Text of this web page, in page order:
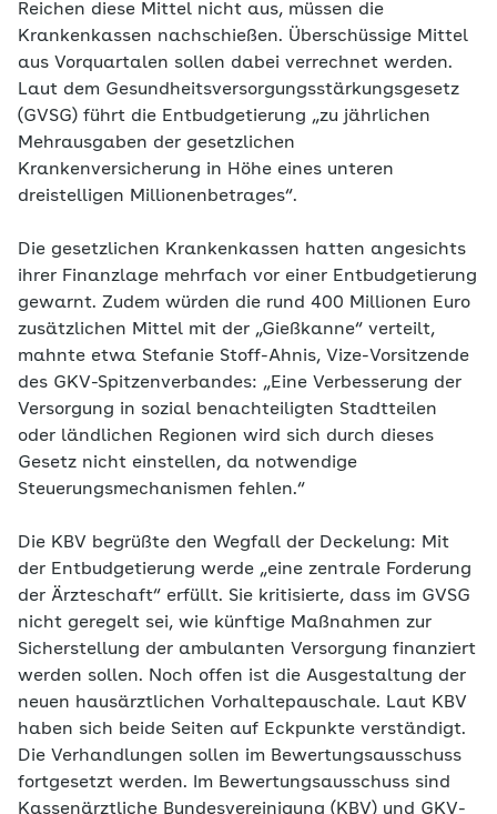
Reichen diese Mittel nicht aus, müssen die
Krankenkassen nachschießen. Überschüssige Mittel
aus Vorquartalen sollen dabei verrechnet werden.
Laut dem Gesundheitsversorgungsstärkungsgesetz
(GVSG) führt die Entbudgetierung „zu jährlichen
Mehrausgaben der gesetzlichen
Krankenversicherung in Höhe eines unteren
dreistelligen Millionenbetrages“.
Die gesetzlichen Krankenkassen hatten angesichts
ihrer Finanzlage mehrfach vor einer Entbudgetierung
gewarnt. Zudem würden die rund 400 Millionen Euro
zusätzlichen Mittel mit der „Gießkanne“ verteilt,
mahnte etwa Stefanie Stoff-Ahnis, Vize-Vorsitzende
des GKV-Spitzenverbandes: „Eine Verbesserung der
Versorgung in sozial benachteiligten Stadtteilen
oder ländlichen Regionen wird sich durch dieses
Gesetz nicht einstellen, da notwendige
Steuerungsmechanismen fehlen.“
Die KBV begrüßte den Wegfall der Deckelung: Mit
der Entbudgetierung werde „eine zentrale Forderung
der Ärzteschaft“ erfüllt. Sie kritisierte, dass im GVSG
nicht geregelt sei, wie künftige Maßnahmen zur
Sicherstellung der ambulanten Versorgung finanziert
werden sollen. Noch offen ist die Ausgestaltung der
neuen hausärztlichen Vorhaltepauschale. Laut KBV
haben sich beide Seiten auf Eckpunkte verständigt.
Die Verhandlungen sollen im Bewertungsausschuss
fortgesetzt werden. Im Bewertungsausschuss sind
Kassenärztliche Bundesvereinigung (KBV) und GKV-